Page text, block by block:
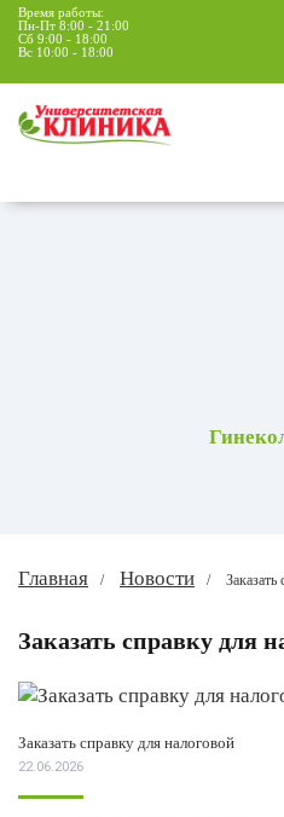
Время работы:
Пн-Пт 8:00 - 21:00
Сб 9:00 - 18:00
Вс 10:00 - 18:00
Главная Новости
Заказать справку для
Заказать справку для налоговой
22.06.2026